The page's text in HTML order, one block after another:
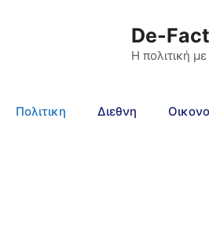
De-
Η πολιτική
Πολιτικη Διεθνη